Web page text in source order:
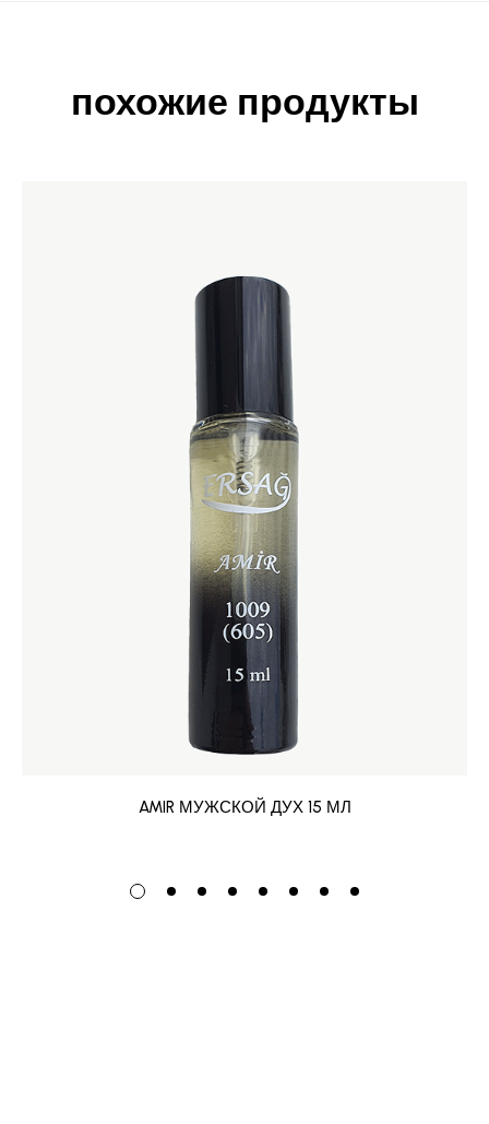
похожие продукты
AMIR МУЖСКОЙ ДУХ 15 МЛ